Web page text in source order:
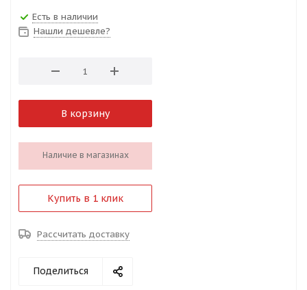
Есть в наличии
Нашли дешевле?
В корзину
Наличие в магазинах
Купить в 1 клик
Рассчитать доставку
Поделиться